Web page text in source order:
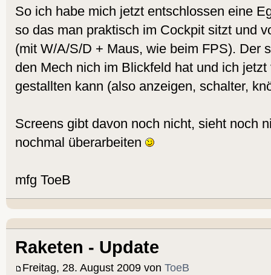
So ich habe mich jetzt entschlossen eine
so das man praktisch im Cockpit sitzt und
(mit W/A/S/D + Maus, wie beim FPS). Der
den Mech nich im Blickfeld hat und ich
gestallten kann (also anzeigen, schalter,
Screens gibt davon noch nicht, sieht noch
nochmal überarbeiten
mfg ToeB
Raketen - Update
Freitag, 28. August 2009 von ToeB